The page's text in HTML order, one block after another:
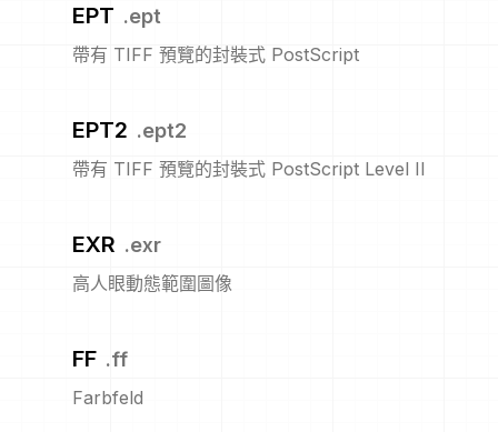
EPT .ept
帶有 TIFF 預覽的封裝式 PostScript
EPT2 .ept2
帶有 TIFF 預覽的封裝式 PostScript Level II
EXR .exr
高人眼動態範圍圖像
FF .ff
Farbfeld